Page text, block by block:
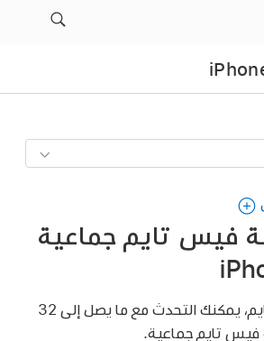
فيس تايم جماعية
في تطبيق فيس تايم، يمكنك التحدث مع ما يصل إلى 32
فيس تايم جماعية.